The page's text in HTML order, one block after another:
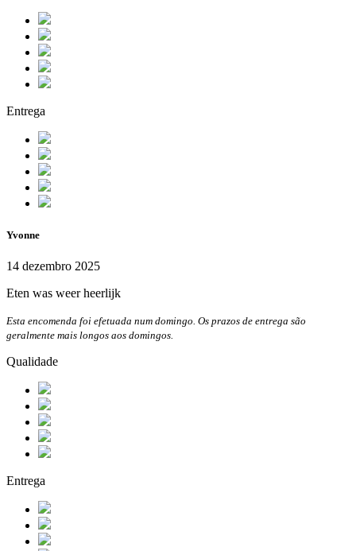
Entrega
Yvonne
14 dezembro 2025
Eten was weer heerlijk
Esta encomenda foi efetuada num domingo. Os prazos de entrega são
geralmente mais longos aos domingos.
Qualidade
Entrega